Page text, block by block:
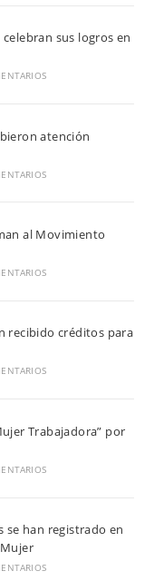
sus logros en
atención
al Movimiento
recibido créditos para
Trabajadora” por
se han registrado en